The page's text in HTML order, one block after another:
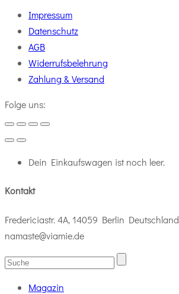
Impressum
Datenschutz
AGB
Widerrufsbelehrung
Zahlung & Versand
Folge uns:
Dein Einkaufswagen ist noch leer.
Kontakt
Fredericiastr. 4A, 14059 Berlin Deutschland
namaste@viamie.de
Magazin